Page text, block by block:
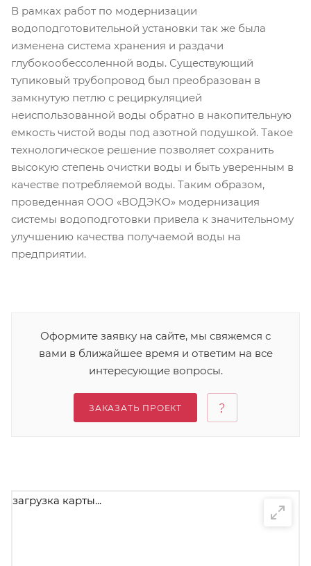
В рамках работ по модернизации
водоподготовительной установки так же была
изменена система хранения и раздачи
глубокообессоленной воды. Существующий
тупиковый трубопровод был преобразован в
замкнутую петлю с рециркуляцией
неиспользованной воды обратно в накопительную
емкость чистой воды под азотной подушкой. Такое
технологическое решение позволяет сохранить
высокую степень очистки воды и быть уверенным в
качестве потребляемой воды. Таким образом,
проведенная ООО «ВОДЭКО» модернизация
системы водоподготовки привела к значительному
улучшению качества получаемой воды на
предприятии.
Оформите заявку на сайте, мы свяжемся с
вами в ближайшее время и ответим на все
интересующие вопросы.
ЗАКАЗАТЬ ПРОЕКТ
загрузка карты...